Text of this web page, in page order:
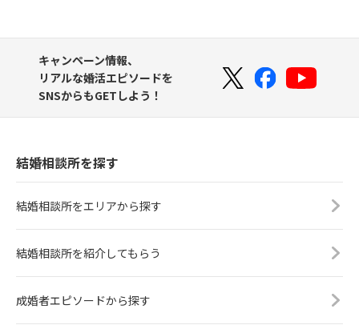
キャンペーン情報、
リアルな婚活エピソードを
SNSからもGETしよう！
結婚相談所を探す
結婚相談所をエリアから探す
結婚相談所を紹介してもらう
成婚者エピソードから探す